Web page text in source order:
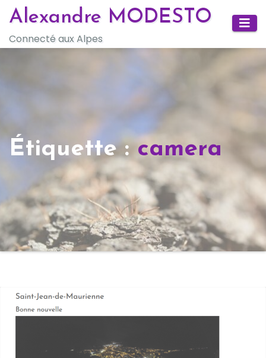
Skip
content
Alexandre MODESTO
Connecté aux Alpes
Étiquette : camera